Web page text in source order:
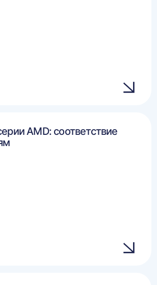
AMD: соответствие